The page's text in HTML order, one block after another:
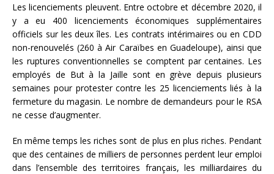
Les licenciements pleuvent. Entre octobre et décembre 2020, il
y a eu 400 licenciements économiques supplémentaires
officiels sur les deux îles. Les contrats intérimaires ou en CDD
non-renouvelés (260 à Air Caraïbes en Guadeloupe), ainsi que
les ruptures conventionnelles se comptent par centaines. Les
employés de But à la Jaille sont en grève depuis plusieurs
semaines pour protester contre les 25 licenciements liés à la
fermeture du magasin. Le nombre de demandeurs pour le RSA
ne cesse d’augmenter.
En même temps les riches sont de plus en plus riches. Pendant
que des centaines de milliers de personnes perdent leur emploi
dans l’ensemble des territoires français, les milliardaires du